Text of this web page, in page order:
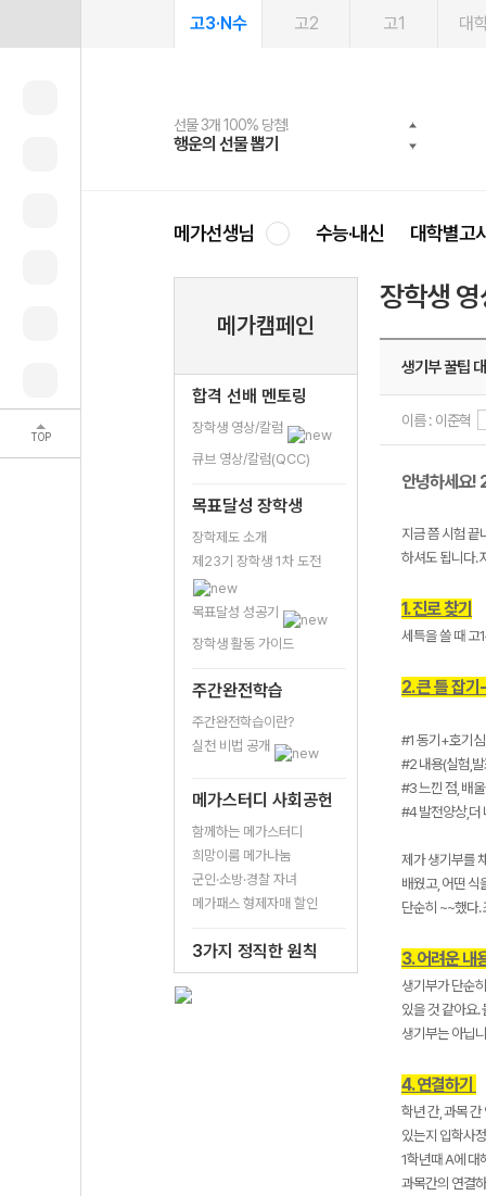
TOP
고3·N수 고2 고1 대
선물 3개 100% 당첨!
행운의 선물 뽑기
선물 100% 증정!
메가스터디 X 올리브
2027 러셀 단과
강사 공개선발
스마트러닝앱
설문 EVENT
메가패스
3일 무료 체험권
메가패스 수강생 무료혜택!
메가클럽 멤버십
사회공헌 캠페인
희망이룸 메가나눔
메가선생님 수능·내신 대학별고
메가캠페인
합격 선배 멘토링
장학생 영상/칼럼
큐브 영상/칼럼(QCC)
목표달성 장학생
장학제도 소개
제23기 장학생 1차 도전
목표달성 성공기
장학생 활동 가이드
주간완전학습
주간완전학습이란?
실천 비법 공개
메가스터디 사회공헌
함께하는 메가스터디
희망이룸 메가나눔
군인·소방·경찰 자녀
메가패스 형제자매 할인
3가지 정직한 원칙
장학생
생기부 꿀팁
이름 : 이준혁
안녕하세요!
지금 쯤 시험 끝
하셔도 됩니다.
1. 진로 찾기
세특을 쓸 때 고
2. 큰 틀 잡
#1 동기+호기
#2 내용(실험,
#3 느낀 점, 배
#4 발전양상,더
제가 생기부를
배웠고, 어떤 식
단순히 ~~했다.
3. 어려운 내
생기부가 단순
있을 것 같아요.
생기부는 아닙
4. 연결하기
학년 간, 과목
있는지 입학사
1학년때 A에 대
과목간의 연결